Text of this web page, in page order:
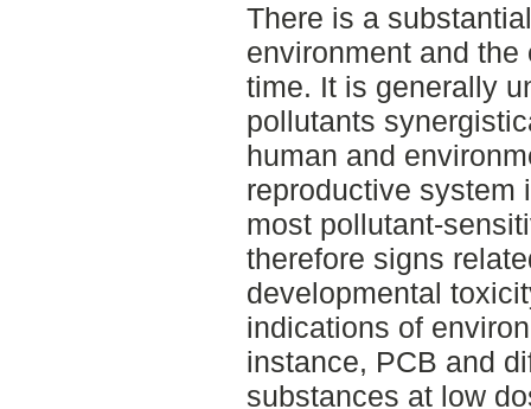
There is a
environment and
time. It is generally
pollutants
human and
reproductive system
most pollutant-
therefore signs
developmental
indications of
instance, PCB and
substances at low